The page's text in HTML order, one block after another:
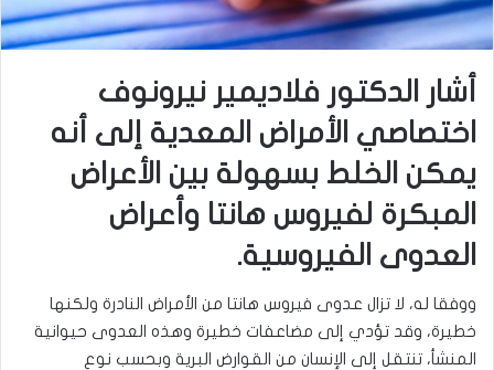
أشار الدكتور فلاديمير نيرونوف
اختصاصي الأمراض المعدية إلى أنه
يمكن الخلط بسهولة بين الأعراض
المبكرة لفيروس هانتا وأعراض
العدوى الفيروسية.
ووفقا له، لا تزال عدوى فيروس هانتا من الأمراض النادرة ولكنها
خطيرة، وقد تؤدي إلى مضاعفات خطيرة وهذه العدوى حيوانية
المنشأ، تنتقل إلى الإنسان من القوارض البرية وبحسب نوع